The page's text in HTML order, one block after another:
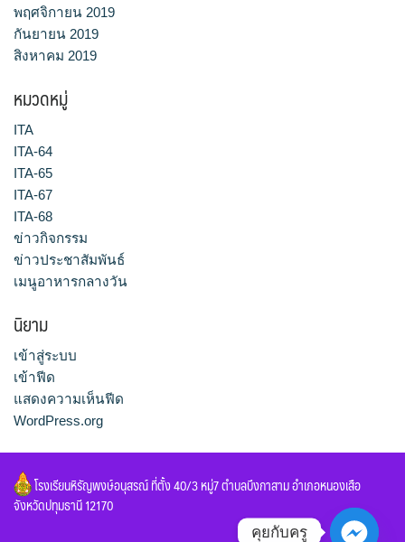
พฤศจิกายน 2019
กันยายน 2019
สิงหาคม 2019
หมวดหมู่
ITA
ITA-64
ITA-65
ITA-67
ITA-68
ข่าวกิจกรรม
ข่าวประชาสัมพันธ์
เมนูอาหารกลางวัน
นิยาม
เข้าสู่ระบบ
เข้าฟีด
แสดงความเห็นฟีด
WordPress.org
โรงเรียนหิรัญพงษ์อนุสรณ์ ที่ตั้ง 40/3 หมู่7 ตำบลบึงกาสาม อำเภอหนองเสือ
จังหวัดปทุมธานี 12170
คุยกับครู